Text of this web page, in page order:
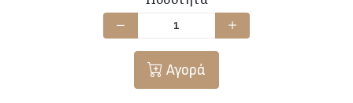
Αγορά